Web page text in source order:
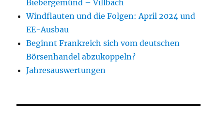
Biebergemünd – Villbach
Windflauten und die Folgen: April 2024 und
EE-Ausbau
Beginnt Frankreich sich vom deutschen
Börsenhandel abzukoppeln?
Jahresauswertungen